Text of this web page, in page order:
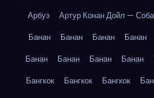
Арбуз
Артур Конан Дойл —
Банан
Банан Банан Банан
Банан
Банан Банан Банан
Бангкок
Бангкок Бангкок